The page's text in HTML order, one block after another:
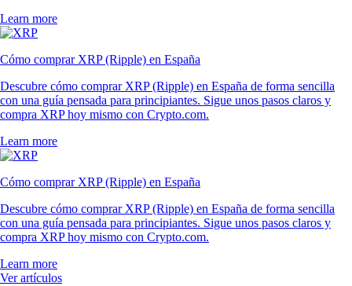
Learn more
Cómo comprar XRP (Ripple) en España
Descubre cómo comprar XRP (Ripple) en España de forma sencilla
con una guía pensada para principiantes. Sigue unos pasos claros y
compra XRP hoy mismo con Crypto.com.
Learn more
Cómo comprar XRP (Ripple) en España
Descubre cómo comprar XRP (Ripple) en España de forma sencilla
con una guía pensada para principiantes. Sigue unos pasos claros y
compra XRP hoy mismo con Crypto.com.
Learn more
Ver artículos